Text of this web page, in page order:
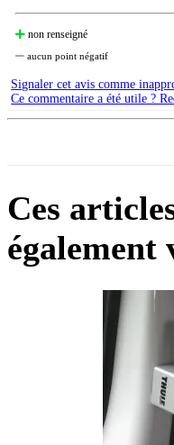
non renseigné
aucun point négatif
Signaler cet avis comme
Ce commentaire a été utile ?
Ces
également